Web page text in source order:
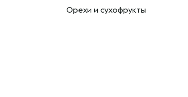
Орехи и сухофрукты